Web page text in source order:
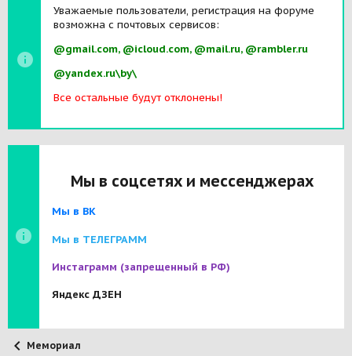
м
ы
н
а
а
а
Уважаемые пользователи, регистрация на форуме
возможна с почтовых сервисов:
@gmail.com, @icloud.com, @mail.ru, @rambler.ru
@yandex.ru\by\
Все остальные будут отклонены!
Мы в соцсетях и мессенджерах
Мы в ВК
Мы в ТЕЛЕГРАММ
Инстаграмм (запрещенный в РФ)
Яндекс ДЗЕН
Мемориал